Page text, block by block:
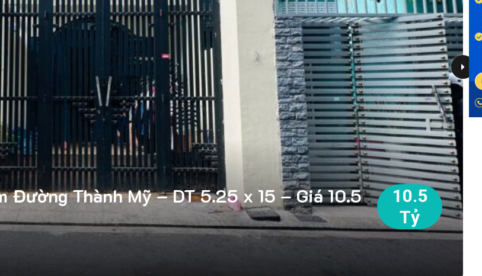
Đường Thành Mỹ – DT 5.25 x 15 – Giá 10.5
10.5
Tỷ